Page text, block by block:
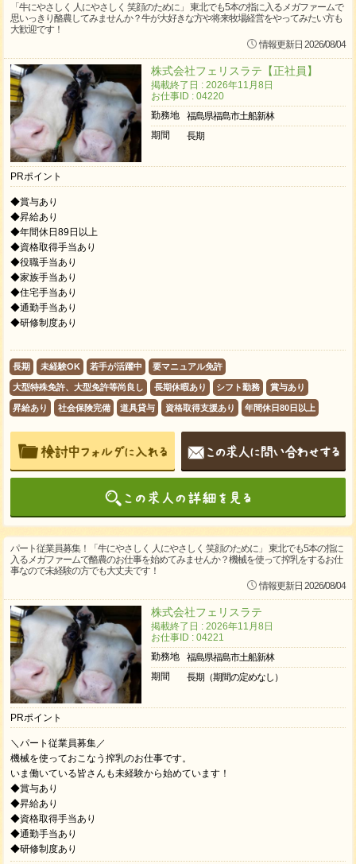
「牛にやさしく 人にやさしく 笑顔のために」 東北でも5本の指に入るメガファームで
思いっきり酪農してみませんか？牛が大好きな方や将来牧場経営をやってみたい方も
大歓迎です！
情報更新日 2026/08/04
株式会社フェリスラテ【正社員】
掲載終了日 : 2026年11月8日
お仕事ID : 04220
勤務地
福島県福島市土船新林
期間
長期
PRポイント
◆賞与あり
◆昇給あり
◆年間休日89日以上
◆資格取得手当あり
◆役職手当あり
◆家族手当あり
◆住宅手当あり
◆通勤手当あり
◆研修制度あり
長期 未経験OK 若手が活躍中 要マニュアル免許
大型特殊免許、大型免許等尚良し 長期休暇あり シフト勤務 賞与あり
昇給あり 社会保険完備 道具貸与 資格取得支援あり 年間休日80日以上
パート従業員募集！「牛にやさしく 人にやさしく 笑顔のために」 東北でも5本の指に
入るメガファームで酪農のお仕事を始めてみませんか？機械を使って搾乳をするお仕
事なので未経験の方でも大丈夫です！
情報更新日 2026/08/04
株式会社フェリスラテ
掲載終了日 : 2026年11月8日
お仕事ID : 04221
勤務地
福島県福島市土船新林
期間
長期（期間の定めなし）
PRポイント
＼パート従業員募集／
機械を使っておこなう搾乳のお仕事です。
いま働いている皆さんも未経験から始めています！
◆賞与あり
◆昇給あり
◆資格取得手当あり
◆通勤手当あり
◆研修制度あり